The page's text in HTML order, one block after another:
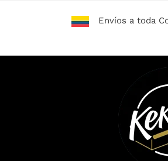
Envíos a toda